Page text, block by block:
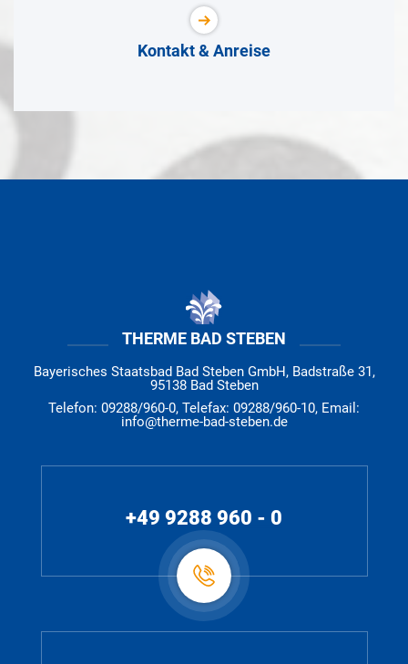
Kontakt & Anreise
THERME BAD STEBEN
Bayerisches Staatsbad Bad Steben GmbH, Badstraße 31,
95138 Bad Steben
Telefon: 09288/960-0, Telefax: 09288/960-10, Email:
info@therme-bad-steben.de
+49 9288 960 - 0